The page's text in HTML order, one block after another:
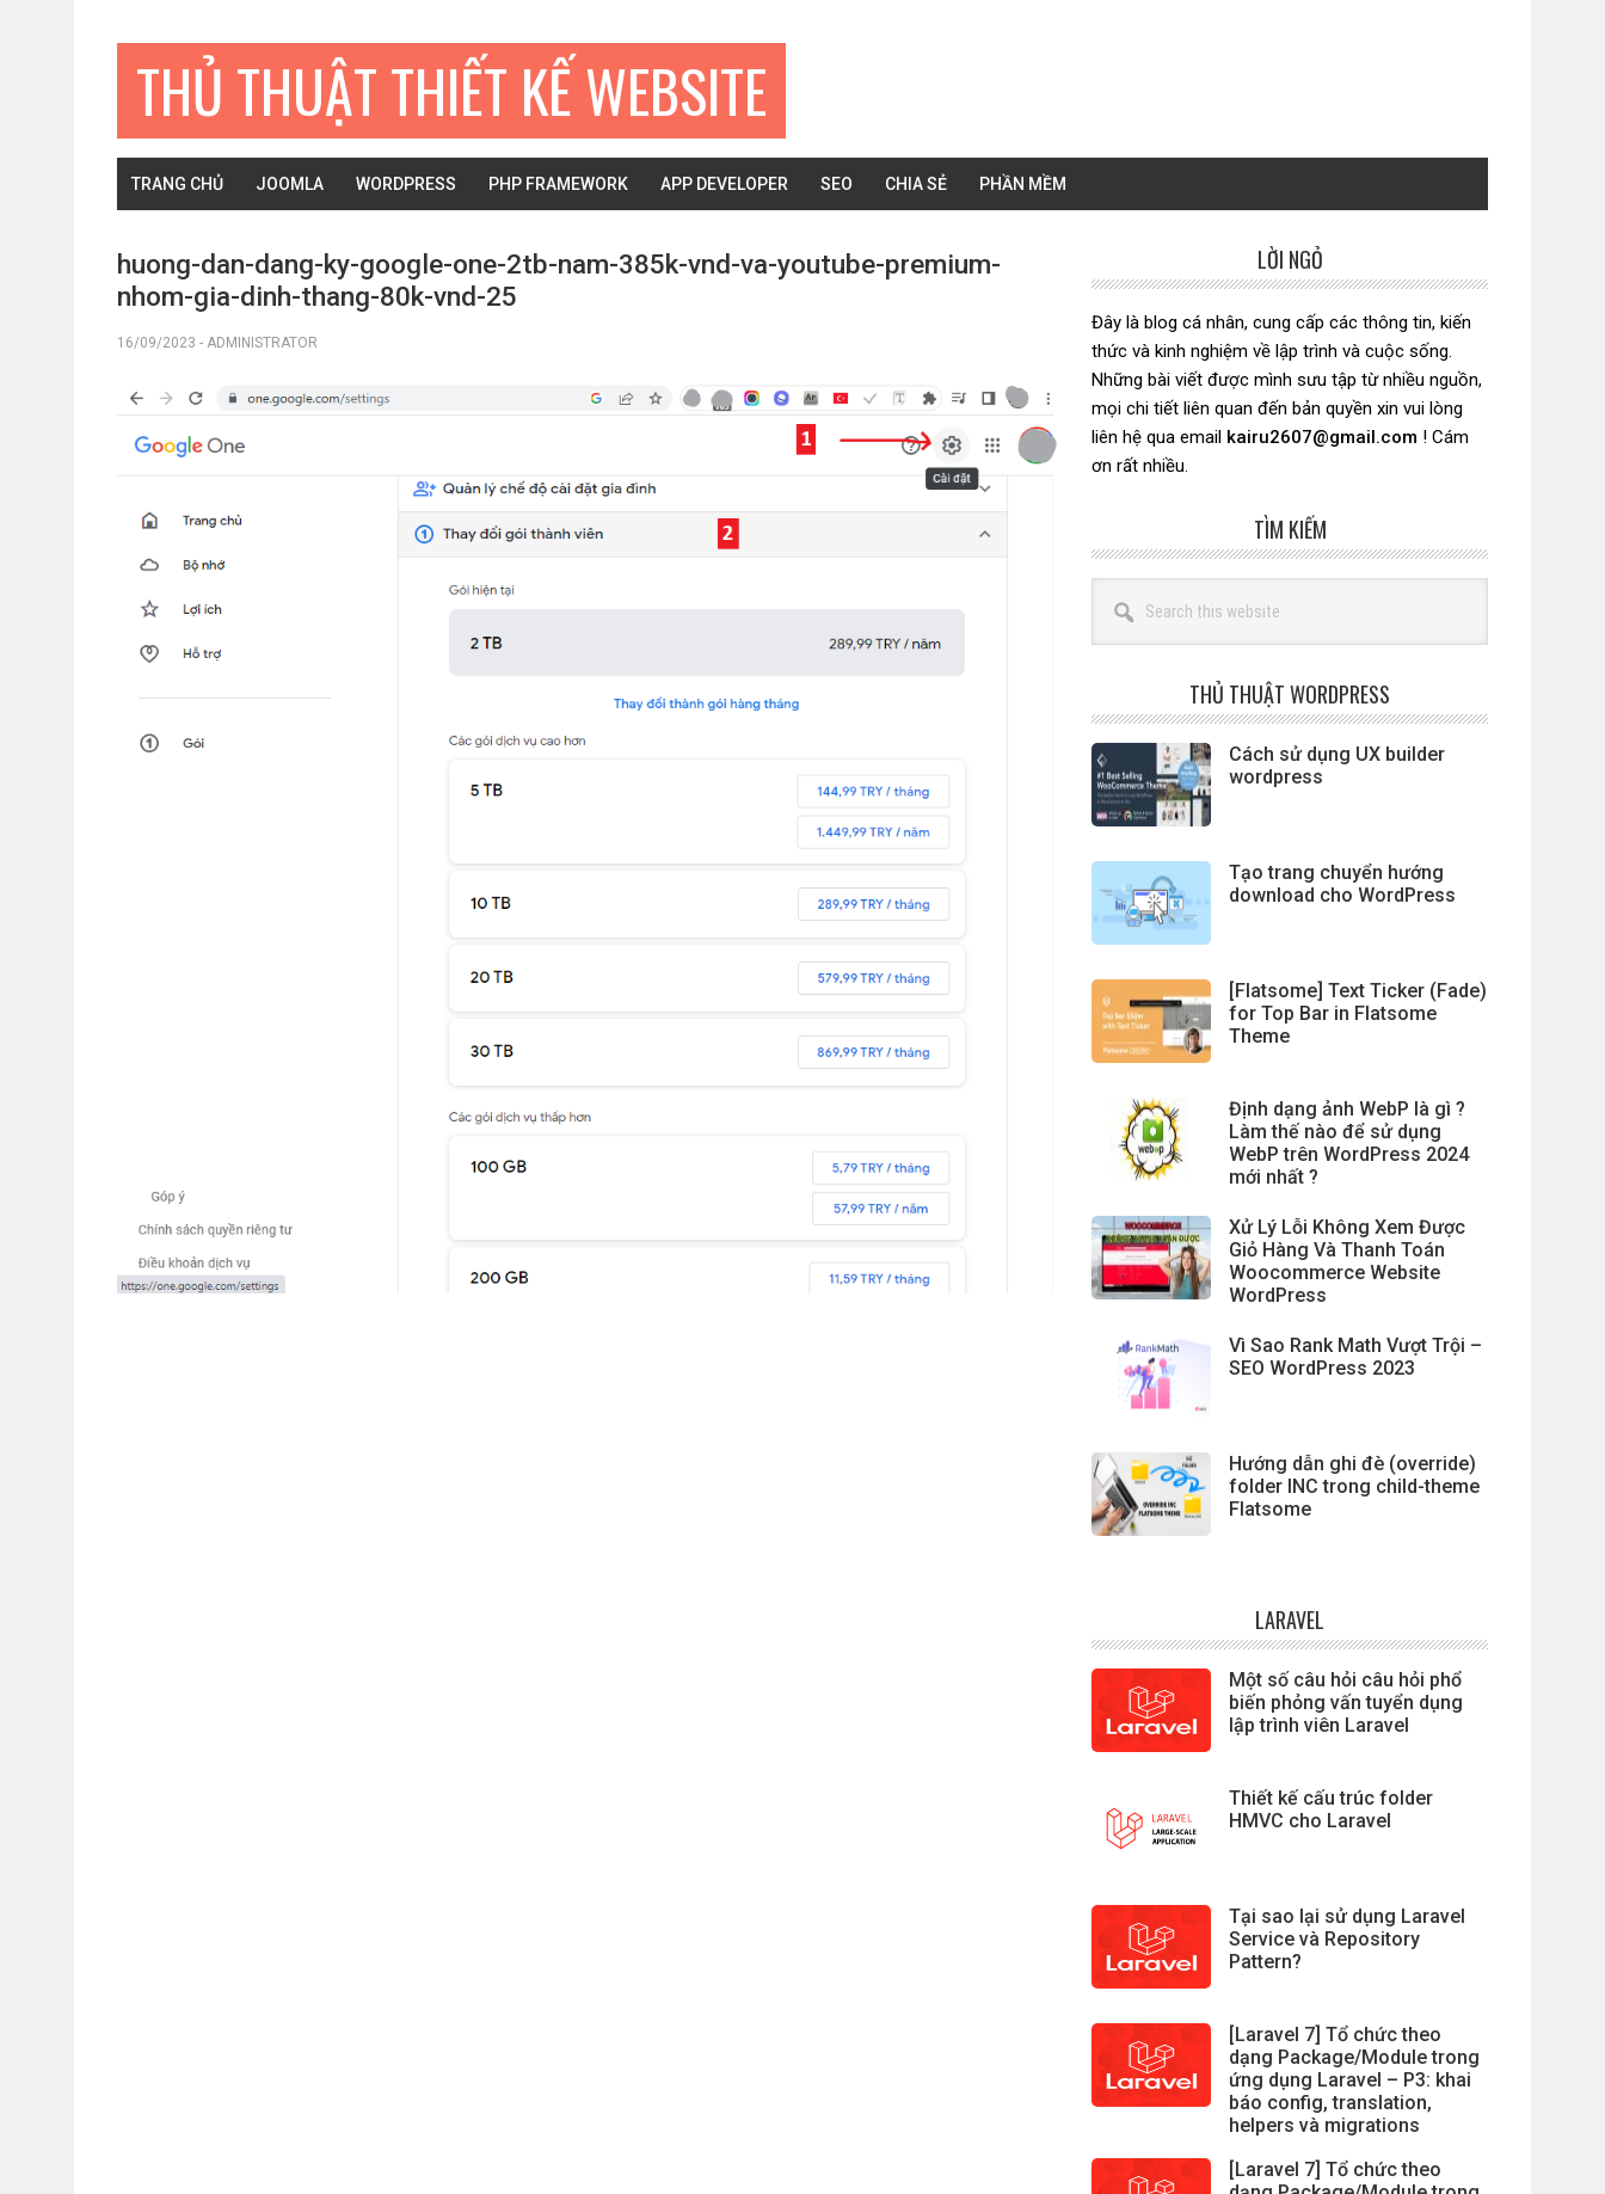
THỦ THUẬT THIẾT KẾ WEBSITE
TRANG CHỦ JOOMLA WORDPRESS PHP FRAMEWORK APP DEVELOPER SEO CHIA SẺ PHẦN MỀM
huong-dan-dang-ky-google-one-2tb-nam-385k-vnd-va-youtube-premium-
nhom-gia-dinh-thang-80k-vnd-25
16/09/2023 - ADMINISTRATOR
chính
LỜI NGỎ
Đây là blog cá nhân, cung cấp các thông tin, kiến
thức và kinh nghiệm về lập trình và cuộc sống.
Những bài viết được mình sưu tập từ nhiều nguồn,
mọi chi tiết liên quan đến bản quyền xin vui lòng
liên hệ qua email kairu2607@gmail.com ! Cám
ơn rất nhiều.
TÌM KIẾM
this
website
THỦ THUẬT WORDPRESS
Cách sử dụng UX builder
wordpress
Tạo trang chuyển hướng
download cho WordPress
[Flatsome] Text Ticker (Fade)
for Top Bar in Flatsome
Theme
Định dạng ảnh WebP là gì ?
Làm thế nào để sử dụng
WebP trên WordPress 2024
mới nhất ?
Xử Lý Lỗi Không Xem Được
Giỏ Hàng Và Thanh Toán
Woocommerce Website
WordPress
Vì Sao Rank Math Vượt Trội –
SEO WordPress 2023
Hướng dẫn ghi đè (override)
folder INC trong child-theme
Flatsome
LARAVEL
Một số câu hỏi câu hỏi phổ
biến phỏng vấn tuyển dụng
lập trình viên Laravel
Thiết kế cấu trúc folder
HMVC cho Laravel
Tại sao lại sử dụng Laravel
Service và Repository
Pattern?
[Laravel 7] Tổ chức theo
dạng Package/Module trong
ứng dụng Laravel – P3: khai
báo config, translation,
helpers và migrations
[Laravel 7] Tổ chức theo